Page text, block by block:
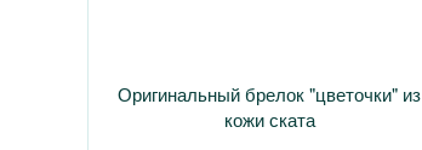
Оригинальный брелок "цветочки" из
кожи ската